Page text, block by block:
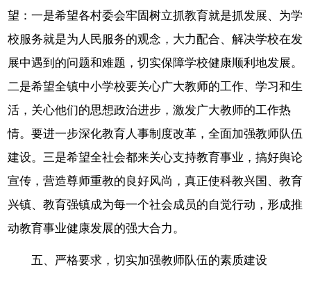
望：一是希望各村委会牢固树立抓教育就是抓发展、为学
校服务就是为人民服务的观念，大力配合、解决学校在发
展中遇到的问题和难题，切实保障学校健康顺利地发展。
二是希望全镇中小学校要关心广大教师的工作、学习和生
活，关心他们的思想政治进步，激发广大教师的工作热
情。要进一步深化教育人事制度改革，全面加强教师队伍
建设。三是希望全社会都来关心支持教育事业，搞好舆论
宣传，营造尊师重教的良好风尚，真正使科教兴国、教育
兴镇、教育强镇成为每一个社会成员的自觉行动，形成推
动教育事业健康发展的强大合力。
五、严格要求，切实加强教师队伍的素质建设